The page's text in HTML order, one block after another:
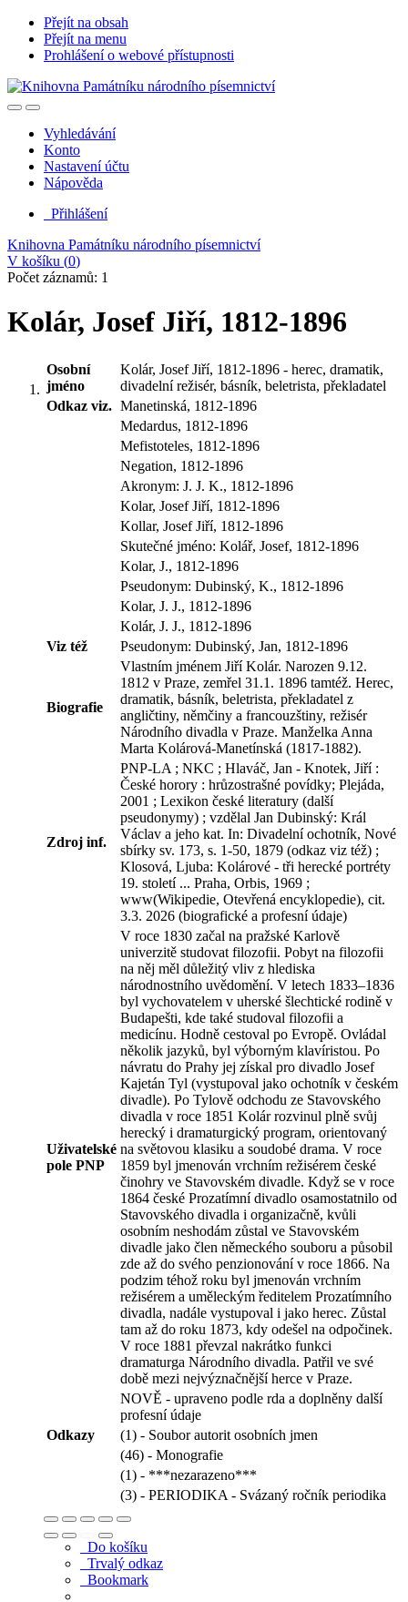
Přejít na obsah
Přejít na menu
Prohlášení o webové přístupnosti
Vyhledávání
Konto
Nastavení účtu
Nápověda
Přihlášení
Knihovna Památníku národního písemnictví
V košíku (0)
Počet záznamů: 1
Kolár, Josef Jiří, 1812-1896
Osobní
jméno
Kolár, Josef Jiří, 1812-1896 - herec, dramatik,
divadelní režisér, básník, beletrista, překladatel
Odkaz viz. Manetinská, 1812-1896
Medardus, 1812-1896
Mefistoteles, 1812-1896
Negation, 1812-1896
Akronym: J. J. K., 1812-1896
Kolar, Josef Jiří, 1812-1896
Kollar, Josef Jiří, 1812-1896
Skutečné jméno: Kolář, Josef, 1812-1896
Kolar, J., 1812-1896
Pseudonym: Dubinský, K., 1812-1896
Kolar, J. J., 1812-1896
Kolár, J. J., 1812-1896
Viz též
Pseudonym: Dubinský, Jan, 1812-1896
Biografie
Vlastním jménem Jiří Kolár. Narozen 9.12.
1812 v Praze, zemřel 31.1. 1896 tamtéž. Herec,
dramatik, básník, beletrista, překladatel z
angličtiny, němčiny a francouzštiny, režisér
Národního divadla v Praze. Manželka Anna
Marta Kolárová-Manetínská (1817-1882).
Zdroj inf.
PNP-LA ; NKC ; Hlaváč, Jan - Knotek, Jiří :
České horory : hrůzostrašné povídky; Plejáda,
2001 ; Lexikon české literatury (další
pseudonymy) ; vzdělal Jan Dubinský: Král
Václav a jeho kat. In: Divadelní ochotník, Nové
sbírky sv. 173, s. 1-50, 1879 (odkaz viz též) ;
Klosová, Ljuba: Kolárové - tři herecké portréty
19. století ... Praha, Orbis, 1969 ;
www(Wikipedie, Otevřená encyklopedie), cit.
3.3. 2026 (biografické a profesní údaje)
Uživatelské
pole PNP
V roce 1830 začal na pražské Karlově
univerzitě studovat filozofii. Pobyt na filozofii
na něj měl důležitý vliv z hlediska
národnostního uvědomění. V letech 1833–1836
byl vychovatelem v uherské šlechtické rodině v
Budapešti, kde také studoval filozofii a
medicínu. Hodně cestoval po Evropě. Ovládal
několik jazyků, byl výborným klavíristou. Po
návratu do Prahy jej získal pro divadlo Josef
Kajetán Tyl (vystupoval jako ochotník v českém
divadle). Po Tylově odchodu ze Stavovského
divadla v roce 1851 Kolár rozvinul plně svůj
herecký i dramaturgický program, orientovaný
na světovou klasiku a soudobé drama. V roce
1859 byl jmenován vrchním režisérem české
činohry ve Stavovském divadle. Když se v roce
1864 české Prozatímní divadlo osamostatnilo od
Stavovského divadla i organizačně, kvůli
osobním neshodám zůstal ve Stavovském
divadle jako člen německého souboru a působil
zde až do svého penzionování v roce 1866. Na
podzim téhož roku byl jmenován vrchním
režisérem a uměleckým ředitelem Prozatímního
divadla, nadále vystupoval i jako herec. Zůstal
tam až do roku 1873, kdy odešel na odpočinek.
V roce 1881 převzal nakrátko funkci
dramaturga Národního divadla. Patřil ve své
době mezi nejvýznačnější herce v Praze.
NOVĚ - upraveno podle rda a doplněny další
profesní údaje
Odkazy
(1) - Soubor autorit osobních jmen
(46) - Monografie
(1) - ***nezarazeno***
(3) - PERIODIKA - Svázaný ročník periodika
Do košíku
Trvalý odkaz
Bookmark